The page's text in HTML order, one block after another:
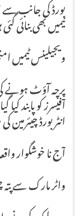
ٹیمیں بھی بنائی
ویجیلینس ٹیمیں
پرچہ آؤٹ ہونے
آفیسرز کو پابند کیا گیا
انٹر بورڈ چیئرمین
آج نا خوشگوار
واٹر مارک سے